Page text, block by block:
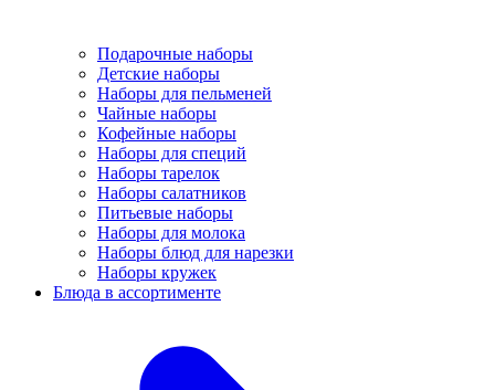
Подарочные наборы
Детские наборы
Наборы для пельменей
Чайные наборы
Кофейные наборы
Наборы для специй
Наборы тарелок
Наборы салатников
Питьевые наборы
Наборы для молока
Наборы блюд для нарезки
Наборы кружек
Блюда в ассортименте